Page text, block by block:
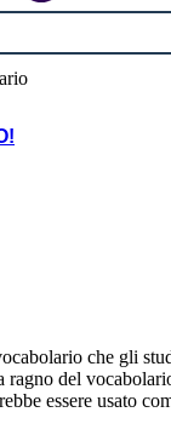
che gli
ragno del
essere usato